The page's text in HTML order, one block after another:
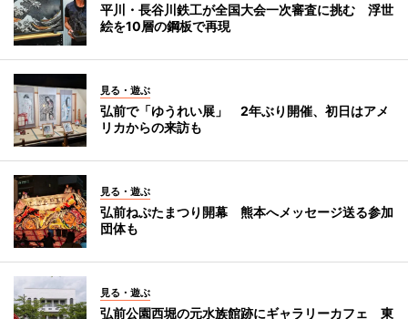
平川・長谷川鉄工が全国大会一次審査に挑む 浮世
絵を10層の鋼板で再現
見る・遊ぶ
弘前で「ゆうれい展」 2年ぶり開催、初日はアメ
リカからの来訪も
見る・遊ぶ
弘前ねぷたまつり開幕 熊本へメッセージ送る参加
団体も
見る・遊ぶ
弘前公園西堀の元水族館跡にギャラリーカフェ 東